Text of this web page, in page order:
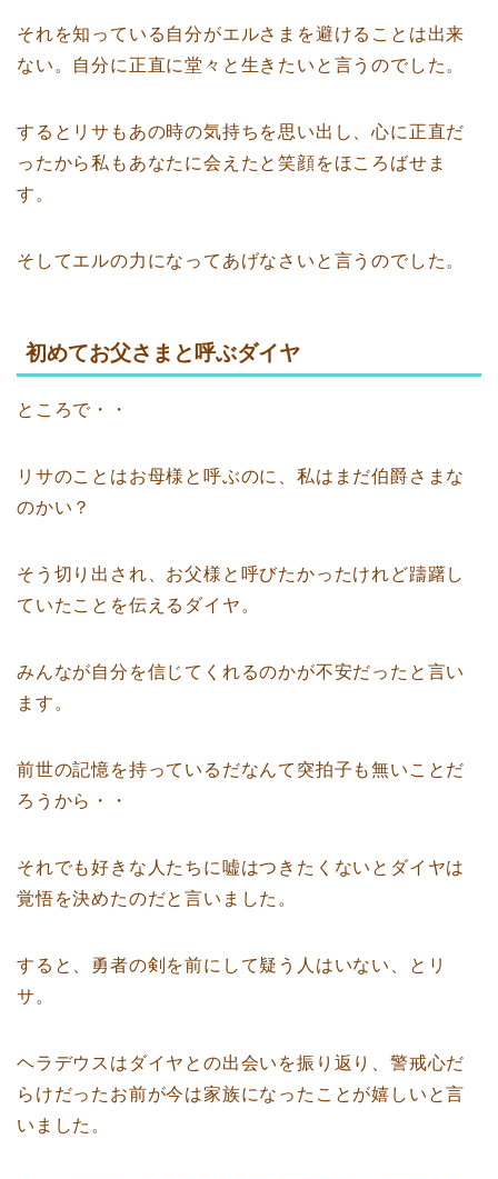
それを知っている自分がエルさまを避けることは出来
ない。自分に正直に堂々と生きたいと言うのでした。
するとリサもあの時の気持ちを思い出し、心に正直だ
ったから私もあなたに会えたと笑顔をほころばせま
す。
そしてエルの力になってあげなさいと言うのでした。
初めてお父さまと呼ぶダイヤ
ところで・・
リサのことはお母様と呼ぶのに、私はまだ伯爵さまな
のかい？
そう切り出され、お父様と呼びたかったけれど躊躇し
ていたことを伝えるダイヤ。
みんなが自分を信じてくれるのかが不安だったと言い
ます。
前世の記憶を持っているだなんて突拍子も無いことだ
ろうから・・
それでも好きな人たちに嘘はつきたくないとダイヤは
覚悟を決めたのだと言いました。
すると、勇者の剣を前にして疑う人はいない、とリ
サ。
ヘラデウスはダイヤとの出会いを振り返り、警戒心だ
らけだったお前が今は家族になったことが嬉しいと言
いました。